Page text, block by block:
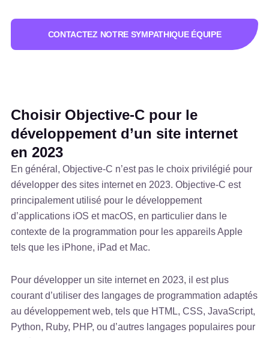
CONTACTEZ NOTRE SYMPATHIQUE ÉQUIPE
Choisir Objective-C pour le
développement d’un site internet
en 2023
En général, Objective-C n’est pas le choix privilégié pour
développer des sites internet en 2023. Objective-C est
principalement utilisé pour le développement
d’applications iOS et macOS, en particulier dans le
contexte de la programmation pour les appareils Apple
tels que les iPhone, iPad et Mac.
Pour développer un site internet en 2023, il est plus
courant d’utiliser des langages de programmation adaptés
au développement web, tels que HTML, CSS, JavaScript,
Python, Ruby, PHP, ou d’autres langages populaires pour